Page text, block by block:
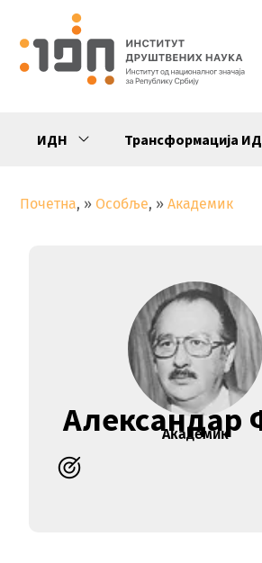
ИДН Трансформација
Почетна » Особље » Академик
Александар
Академик